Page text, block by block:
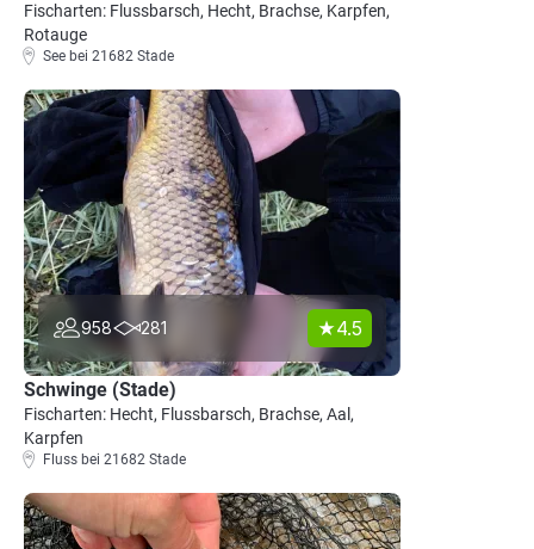
Fischarten: Flussbarsch, Hecht, Brachse, Karpfen,
Rotauge
See bei 21682 Stade
958 281 4.5
Schwinge (Stade)
Fischarten: Hecht, Flussbarsch, Brachse, Aal,
Karpfen
Fluss bei 21682 Stade